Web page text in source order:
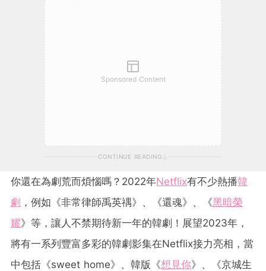
Sponsored Content
CONTINUE READING
你還在為劇荒而煩惱嗎？2022年Netflix有不少熱播韓
劇 ，例如《非常律師禹英禑》、《還魂》、《黑暗榮
耀》等，讓人不禁期待新一年的韓劇！展望2023年，
將有一系列豐富多彩的韓劇影集在Netflix接力亮相，當
中包括《sweet home》、韓版《想見你》、《京城生